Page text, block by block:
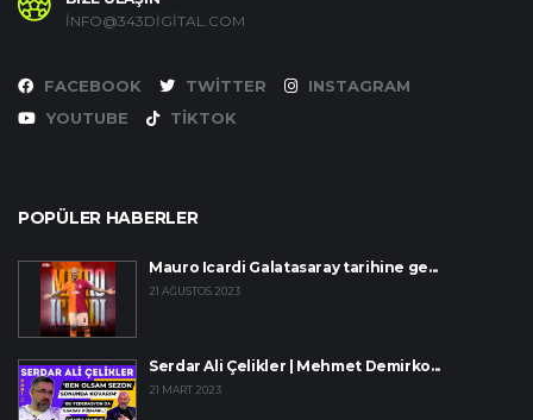
INFO@343DIGITAL.COM
FACEBOOK TWITTER
INSTAGRAM
YOUTUBE
TIKTOK
POPÜLER HABERLER
Mauro Icardi Galatasaray tarihine ge...
21 AĞUSTOS 2023
Serdar Ali Çelikler | Mehmet Demirko...
21 MART 2023